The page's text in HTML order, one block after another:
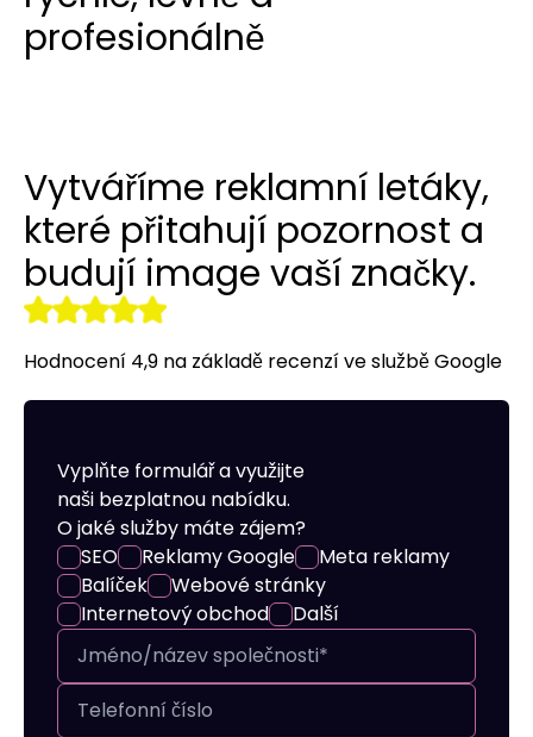
Budování odkazů
Optymalizacja SEO
Reklamy na LinkedIn
Remarketing
Překlady webových stránek a
obchodů
Reklamní oblečení
profesionálně
Vytváříme reklamní letáky,
které přitahují pozornost a
budují image vaší značky.
Hodnocení 4,9 na základě recenzí ve službě Google
Vyplňte formulář a využijte
naši bezplatnou nabídku.
O jaké služby máte zájem?
SEO
Reklamy Google
Meta reklamy
Balíček
Webové stránky
Internetový obchod
Další